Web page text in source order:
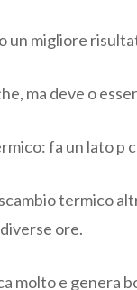
migliore
ma deve o
fa un lato p
termico
ore.
molto e genera